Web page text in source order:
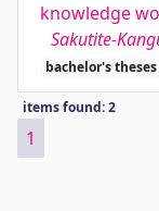
knowledge
Sakutite-
bachelor's theses
items found: 2
1